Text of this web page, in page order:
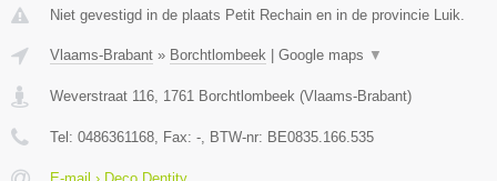
Niet gevestigd in de plaats Petit Rechain en in de provincie Luik.
Vlaams-Brabant » Borchtlombeek Google maps ▼
Weverstraat 116, 1761 Borchtlombeek (Vlaams-Brabant)
Tel: 0486361168, Fax: -, BTW-nr: BE0835.166.535